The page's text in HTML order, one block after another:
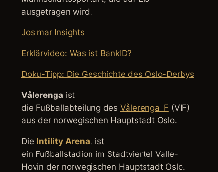
ausgetragen wird.
Josimar Insights
Erklärvideo: Was ist BankID?
Doku-Tipp: Die Geschichte des Oslo-Derbys
Vålerenga ist
die Fußballabteilung des Vålerenga IF (VIF)
aus der norwegischen Hauptstadt Oslo.
Die Intility Arena, ist
ein Fußballstadion im Stadtviertel Valle-
Hovin der norwegischen Hauptstadt Oslo.